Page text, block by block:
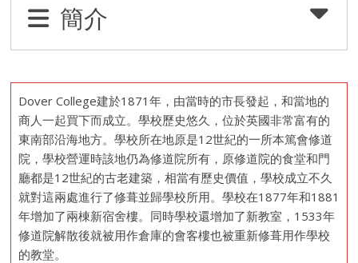
簡介
Dover College建於1871年，由當時的市長發起，和當地的
商人一起買下而成立。學校歷史悠久，位於英國非常富有的
東南部沿海地方。學校所在地原是12世紀的一所本篤會修道
院，學校營運時該地仍為修道院所有，原修道院的食堂和門
廳都是12世紀的古老建築，相當有歷史價值，學校成立不久
就對這兩處進行了修葺並歸學校所用。學校在1877年和1881
年增加了兩棟新宿舍樓。同時學校還增加了新教室，1533年
修道院解散後就被用作倉庫的會客樓也被重新修葺用作學校
的教堂。